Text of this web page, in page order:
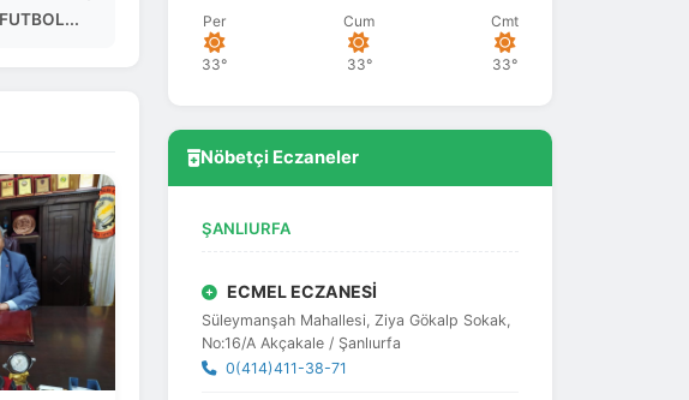
FUTBOL...
Per
33°
Cum
33°
Cmt
33°
Nöbetçi Eczaneler
ŞANLIURFA
ECMEL ECZANESİ
Süleymanşah Mahallesi, Ziya Gökalp Sokak,
No:16/A Akçakale / Şanlıurfa
0(414)411-38-71